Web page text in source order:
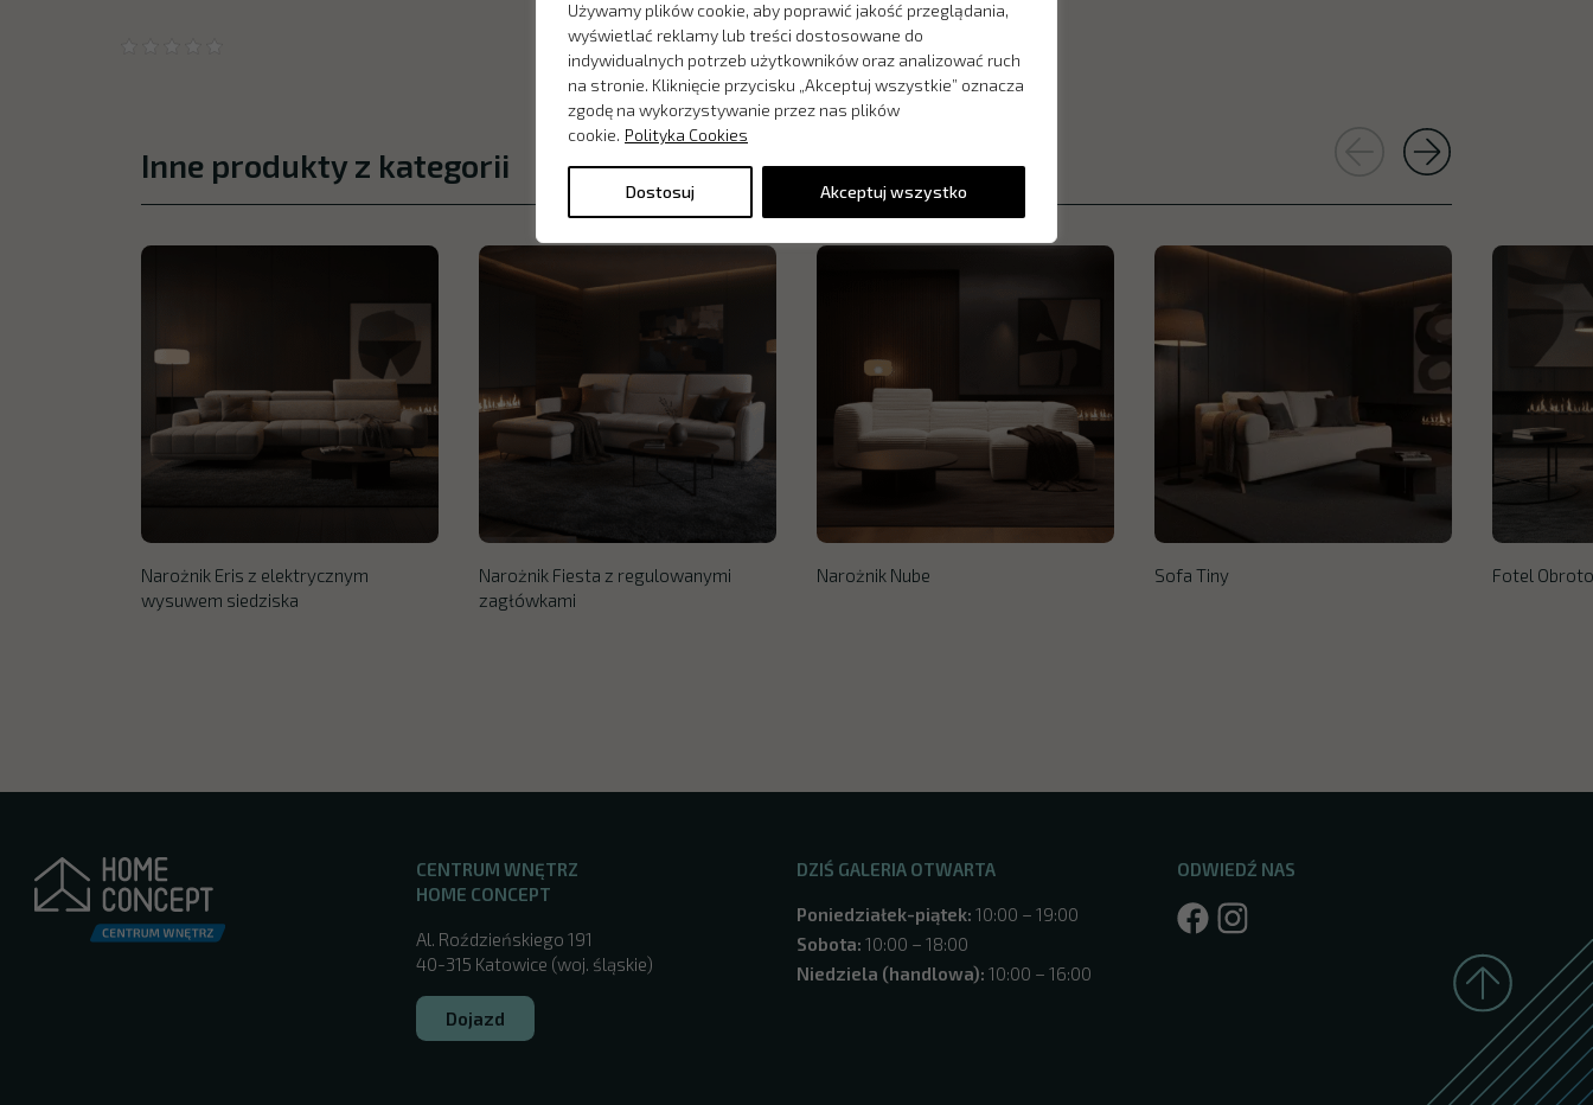
Używamy plików cookie, aby poprawić jakość przeglądania,
wyświetlać reklamy lub treści dostosowane do
indywidualnych potrzeb użytkowników oraz analizować ruch
na stronie. Kliknięcie przycisku „Akceptuj wszystkie” oznacza
zgodę na wykorzystywanie przez nas plików
cookie. Polityka Cookies
Dostosuj Akceptuj wszystko
Inne produkty z kategorii
Narożnik Eris z elektrycznym
wysuwem siedziska
Narożnik Fiesta z regulowanymi
zagłówkami
Narożnik Nube Sofa Tiny Fotel
CENTRUM WNĘTRZ
HOME CONCEPT
Al. Roździeńskiego 191
40-315 Katowice (woj. śląskie)
Dojazd
DZIŚ GALERIA OTWARTA
Poniedziałek-piątek: 10:00 – 19:00
Sobota: 10:00 – 18:00
Niedziela (handlowa): 10:00 – 16:00
ODWIEDŹ NAS